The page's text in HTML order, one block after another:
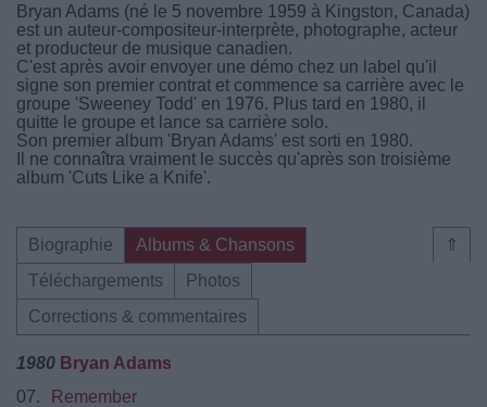
Bryan Adams (né le 5 novembre 1959 à Kingston, Canada)
est un auteur-compositeur-interprète, photographe, acteur
et producteur de musique canadien.
C'est après avoir envoyer une démo chez un label qu'il
signe son premier contrat et commence sa carrière avec le
groupe 'Sweeney Todd' en 1976. Plus tard en 1980, il
quitte le groupe et lance sa carrière solo.
Son premier album 'Bryan Adams' est sorti en 1980.
Il ne connaîtra vraiment le succès qu'après son troisième
album 'Cuts Like a Knife'.
⇑
Biographie
Albums & Chansons
Téléchargements
Photos
Corrections & commentaires
1980 Bryan Adams
07.
Remember